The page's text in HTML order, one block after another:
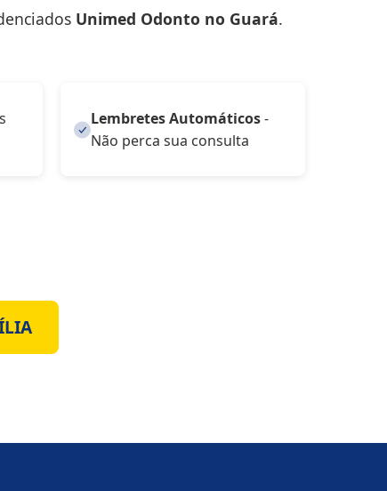
Unimed Odonto no Guará.
Lembretes Automáticos-
Não perca sua consulta